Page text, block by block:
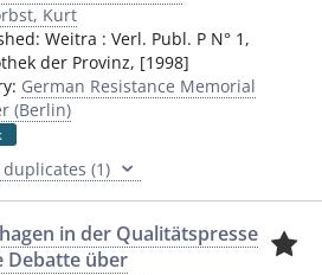
Kurt
Weitra : Verl. Publ. P N° 1,
der Provinz, [1998]
German Resistance Memorial
(Berlin)
duplicates (1)
in der Qualitätspresse
Debatte über